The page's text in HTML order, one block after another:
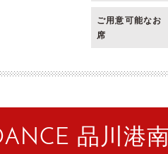
ご用意可能なお
席
品川港南